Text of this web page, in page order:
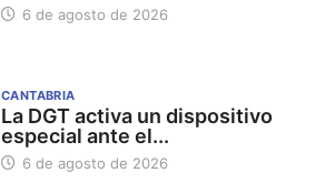
6 de agosto de 2026
CANTABRIA
La DGT activa un dispositivo
especial ante el...
6 de agosto de 2026